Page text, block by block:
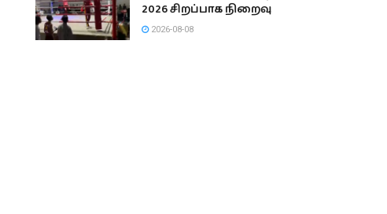
2026 சிறப்பாக நிறைவு
2026-08-08